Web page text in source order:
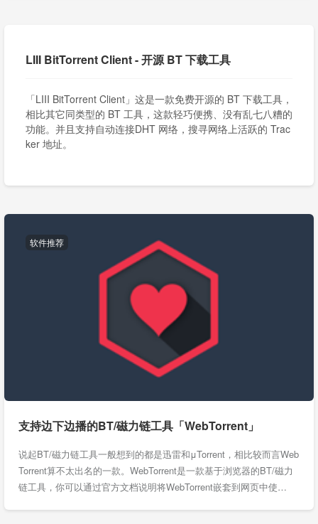
LIII BitTorrent Client - 开源 BT 下载工具
「LIII BitTorrent Client」这是一款免费开源的 BT 下载工具，
相比其它同类型的 BT 工具，这款轻巧便携、没有乱七八糟的
功能。并且支持自动连接DHT 网络，搜寻网络上活跃的 Trac
ker 地址。
软件推荐
支持边下边播的BT/磁力链工具「WebTorrent」
说起BT/磁力链工具一般想到的都是迅雷和μTorrent，相比较而言Web
Torrent算不太出名的一款。WebTorrent是一款基于浏览器的BT/磁力
链工具，你可以通过官方文档说明将WebTorrent嵌套到网页中使…